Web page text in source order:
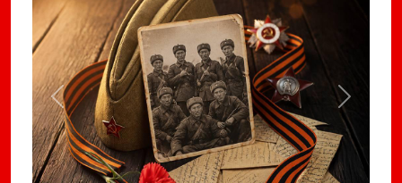
Previous Next